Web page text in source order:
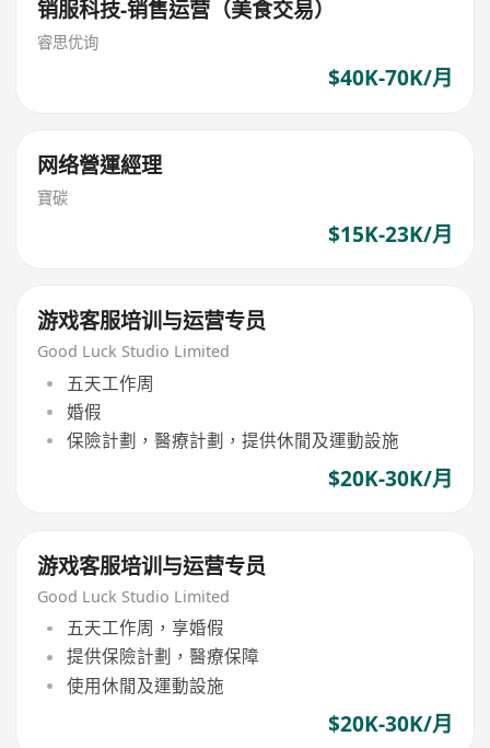
销服科技-销售运营（美食交易）
睿思优询
$40K-70K/月
网络營運經理
寶碳
$15K-23K/月
游戏客服培训与运营专员
Good Luck Studio Limited
五天工作周
婚假
保險計劃，醫療計劃，提供休閒及運動設施
$20K-30K/月
游戏客服培训与运营专员
Good Luck Studio Limited
五天工作周，享婚假
提供保險計劃，醫療保障
使用休閒及運動設施
$20K-30K/月